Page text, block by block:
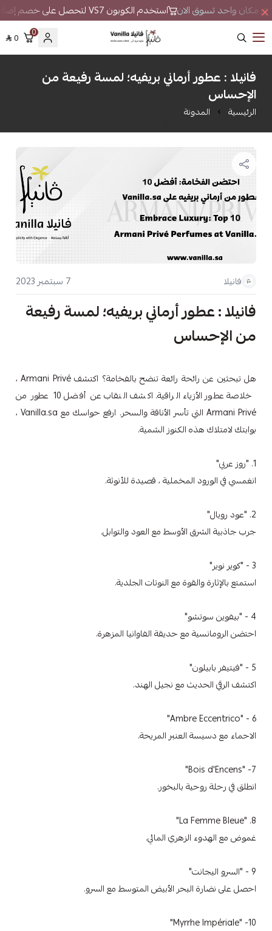
في مكان واحد تسوق الان استخدم الكوبون VS7 لتحصل على خصم إضافي
فانيلا
0
0
فانيلا : عطور أرماني بريفيه؛ لمسة رفيعة من
الإحساس
الرئيسية المدونة
فانيلا 7 سبتمبر 2023
فانيلا : عطور أرماني بريفيه؛ لمسة رفيعة
من الإحساس
هل تبحثين عن رائحة رائعة تنضح بالفخامة؟ اكتشف Armani Privé ،
خلاصة عطور الأزياء الراقية. اكشف النقاب عن أفضل 10 عطور من
Armani Privé التي تأسر الأناقة والسحر. ارفع حواسك مع Vanilla.sa ،
بوابتك لامتلاك هذه الكنوز الشمية.
1. "روز عربي"
انغمسي في الورود المخملية ، قصيدة للأنوثة.
2. "عود رويال"
جرب جاذبية الشرق الأوسط مع العود والتوابل.
3 - "كوير نوير"
استمتع بالإثارة والقوة مع النوتات الجلدية.
4 - "بيفوين سوتشو"
احتضن الرومانسية مع حديقة الفاوانيا المزهرة.
5 - "فيتيفر بابيلون"
اكتشف الرقي الحديث مع نجيل الهند.
6 - "Ambre Eccentrico"
الاحماء مع دسيسة العنبر المريحة.
7- "Bois d'Encens"
انطلق في رحلة روحية بالبخور.
8. "La Femme Bleue"
غموض مع الهدوء الزهري المائي.
9 - "السرو اليجانت"
احصل على نضارة البحر الأبيض المتوسط مع السرو.
10- "Myrrhe Impériale"